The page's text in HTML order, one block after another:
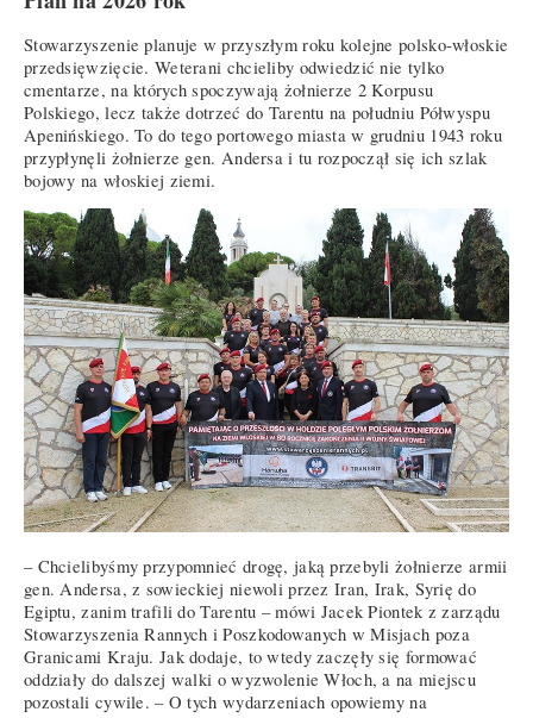
Stowarzyszenie planuje w przyszłym roku kolejne polsko-włoskie
przedsięwzięcie. Weterani chcieliby odwiedzić nie tylko
cmentarze, na których spoczywają żołnierze 2 Korpusu
Polskiego, lecz także dotrzeć do Tarentu na południu Półwyspu
Apenińskiego. To do tego portowego miasta w grudniu 1943 roku
przypłynęli żołnierze gen. Andersa i tu rozpoczął się ich szlak
bojowy na włoskiej ziemi.
– Chcielibyśmy przypomnieć drogę, jaką przebyli żołnierze armii
gen. Andersa, z sowieckiej niewoli przez Iran, Irak, Syrię do
Egiptu, zanim trafili do Tarentu – mówi Jacek Piontek z zarządu
Stowarzyszenia Rannych i Poszkodowanych w Misjach poza
Granicami Kraju. Jak dodaje, to wtedy zaczęły się formować
oddziały do dalszej walki o wyzwolenie Włoch, a na miejscu
pozostali cywile. – O tych wydarzeniach opowiemy na